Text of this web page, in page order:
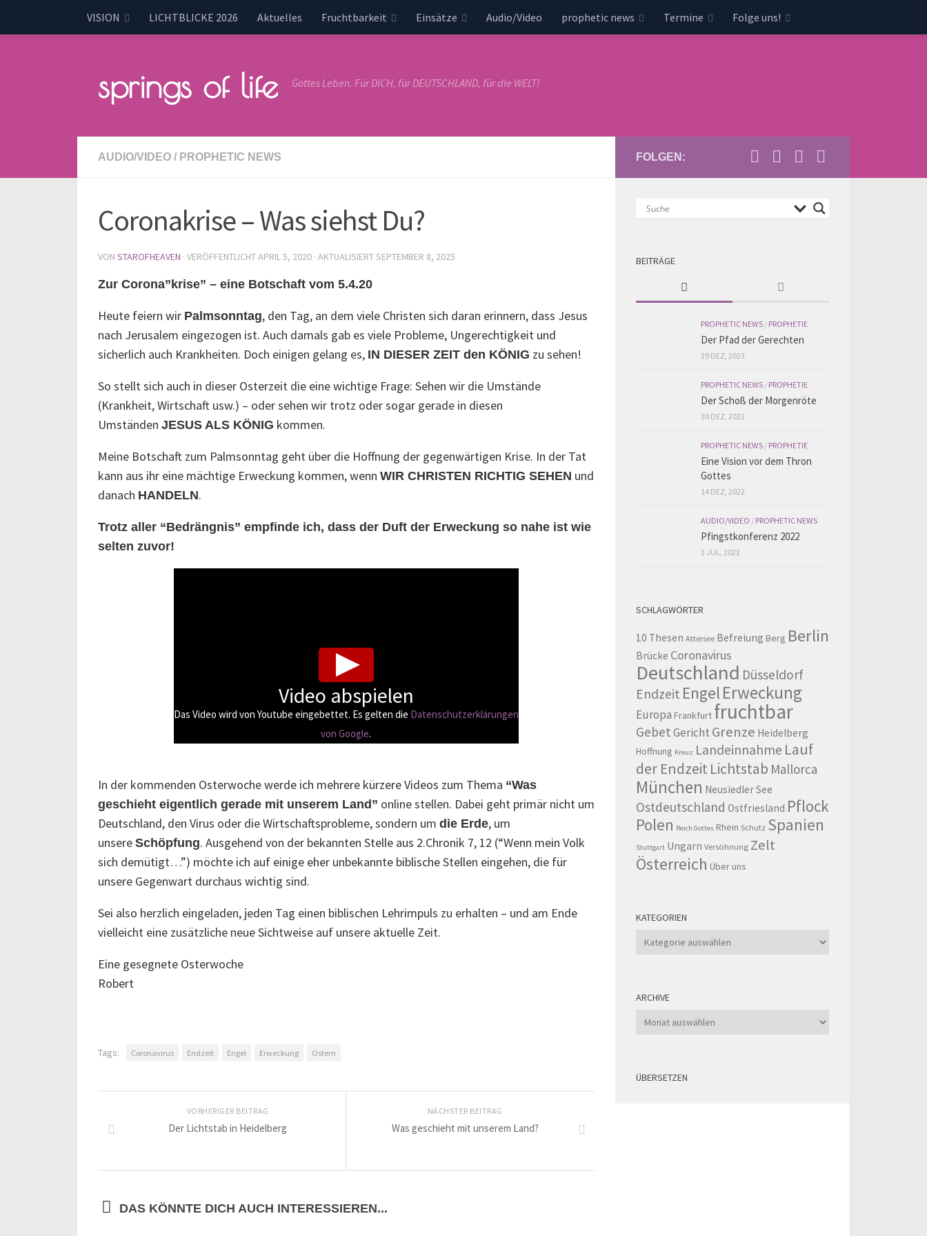
VISION LICHTBLICKE 2026 Aktuelles Fruchtbarkeit Einsätze Audio/Video prophetic news Termine Folge uns!
springs of life Gottes Leben. Für DICH, für DEUTSCHLAND, für die WELT!
AUDIO/VIDEO / PROPHETIC NEWS
Coronakrise – Was siehst Du?
VON STAROFHEAVEN · VERÖFFENTLICHTAPRIL 5, 2020 · AKTUALISIERTSEPTEMBER 8, 2025
Zur Corona”krise” – eine Botschaft vom 5.4.20
Heute feiern wir Palmsonntag, den Tag, an dem viele Christen sich daran erinnern, dass Jesus
nach Jerusalem eingezogen ist. Auch damals gab es viele Probleme, Ungerechtigkeit und
sicherlich auch Krankheiten. Doch einigen gelang es, IN DIESER ZEIT den KÖNIG zu sehen!
So stellt sich auch in dieser Osterzeit die eine wichtige Frage: Sehen wir die Umstände
(Krankheit, Wirtschaft usw.) – oder sehen wir trotz oder sogar gerade in diesen
Umständen JESUS ALS KÖNIG kommen.
Meine Botschaft zum Palmsonntag geht über die Hoffnung der gegenwärtigen Krise. In der Tat
kann aus ihr eine mächtige Erweckung kommen, wenn WIR CHRISTEN RICHTIG SEHEN und
danach HANDELN.
Trotz aller “Bedrängnis” empfinde ich, dass der Duft der Erweckung so nahe ist wie
selten zuvor!
Video abspielen
Das Video wird von Youtube eingebettet. Es gelten die Datenschutzerklärungen
von Google.
In der kommenden Osterwoche werde ich mehrere kürzere Videos zum Thema “Was
geschieht eigentlich gerade mit unserem Land” online stellen. Dabei geht primär nicht um
Deutschland, den Virus oder die Wirtschaftsprobleme, sondern um die Erde, um
unsere Schöpfung. Ausgehend von der bekannten Stelle aus 2.Chronik 7, 12 (“Wenn mein Volk
sich demütigt…”) möchte ich auf einige eher unbekannte biblische Stellen eingehen, die für
unsere Gegenwart durchaus wichtig sind.
Sei also herzlich eingeladen, jeden Tag einen biblischen Lehrimpuls zu erhalten – und am Ende
vielleicht eine zusätzliche neue Sichtweise auf unsere aktuelle Zeit.
Eine gesegnete Osterwoche
Robert
Tags: Coronavirus Endzeit Engel Erweckung Ostern
NÄCHSTER BEITRAG
Was geschieht mit unserem Land?
VORHERIGER BEITRAG
Der Lichtstab in Heidelberg
DAS KÖNNTE DICH AUCH INTERESSIEREN...
FOLGEN:
BEITRÄGE
PROPHETIC NEWS / PROPHETIE
Der Pfad der Gerechten
29 DEZ, 2023
PROPHETIC NEWS / PROPHETIE
Der Schoß der Morgenröte
30 DEZ, 2022
PROPHETIC NEWS / PROPHETIE
Eine Vision vor dem Thron
Gottes
14 DEZ, 2022
AUDIO/VIDEO / PROPHETIC NEWS
Pfingstkonferenz 2022
3 JUL, 2022
SCHLAGWÖRTER
10 Thesen Attersee Befreiung Berg Berlin
Brücke Coronavirus
Deutschland Düsseldorf
Endzeit Engel Erweckung
Europa Frankfurt fruchtbar
GebetGericht Grenze Heidelberg
Hoffnung Kreuz Landeinnahme Lauf
der Endzeit Lichtstab Mallorca
München Neusiedler See
Ostdeutschland Ostfriesland Pflock
Polen Reich Gottes Rhein Schutz Spanien
Stuttgart Ungarn Versöhnung Zelt
Österreich Über uns
KATEGORIEN
Kategorien
ARCHIVE
Archive
ÜBERSETZEN